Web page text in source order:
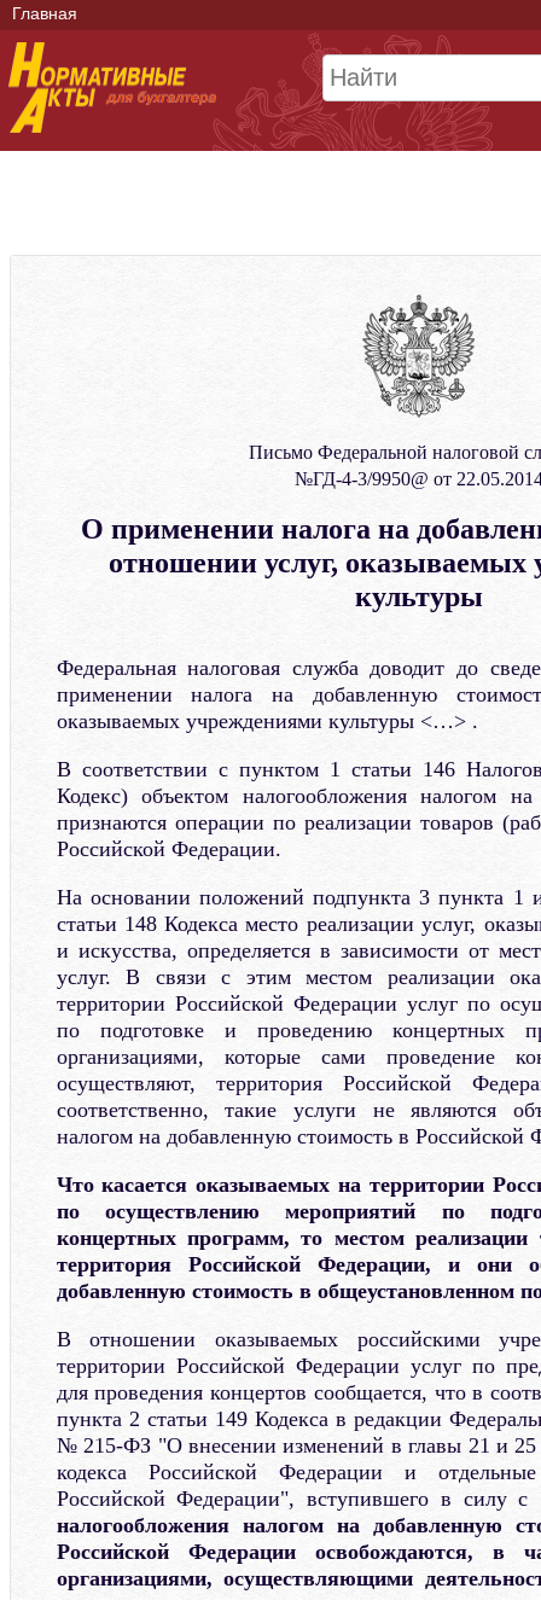
Главная
Письмо Федеральной налоговой
№ГД-4-3/9950@ от
О применении налога на
отношении услуг, оказываемых
культуры
Федеральная налоговая служба доводит до
применении налога на добавленную
оказываемых учреждениями культуры <…> .
В соответствии с пунктом 1 статьи 146
Кодекс) объектом налогообложения налогом
признаются операции по реализации товаров
Российской Федерации.
На основании положений подпункта 3 пункта 1
статьи 148 Кодекса место реализации услуг,
и искусства, определяется в зависимости от
услуг. В связи с этим местом реализации
территории Российской Федерации услуг по
по подготовке и проведению концертных
организациями, которые сами проведение
осуществляют, территория Российской
соответственно, такие услуги не являются
налогом на добавленную стоимость в Российской
Что касается оказываемых на территории
по осуществлению мероприятий по
концертных программ, то местом реализации
территория Российской Федерации, и они
добавленную стоимость в общеустановленном
В отношении оказываемых российскими
территории Российской Федерации услуг по
для проведения концертов сообщается, что в
пункта 2 статьи 149 Кодекса в редакции
№ 215-ФЗ "О внесении изменений в главы 21 и 25
кодекса Российской Федерации и отдельные
Российской Федерации", вступившего в силу
налогообложения налогом на добавленную
Российской Федерации освобождаются, в
организациями, осуществляющими